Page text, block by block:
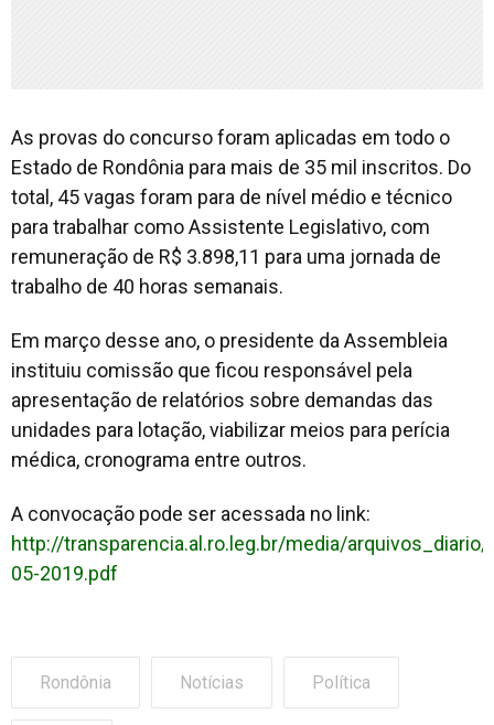
As provas do concurso foram aplicadas em todo o
Estado de Rondônia para mais de 35 mil inscritos. Do
total, 45 vagas foram para de nível médio e técnico
para trabalhar como Assistente Legislativo, com
remuneração de R$ 3.898,11 para uma jornada de
trabalho de 40 horas semanais.
Em março desse ano, o presidente da Assembleia
instituiu comissão que ficou responsável pela
apresentação de relatórios sobre demandas das
unidades para lotação, viabilizar meios para perícia
médica, cronograma entre outros.
A convocação pode ser acessada no link:
http://transparencia.al.ro.leg.br/media/arquivos_diario/
05-2019.pdf
Rondônia Notícias Política